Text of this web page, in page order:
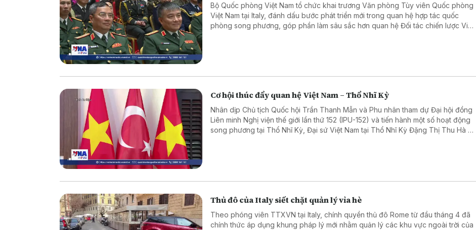
Bộ Quốc phòng Việt Nam tổ chức khai trương Văn phòng Tùy viên Quốc phòng
Việt Nam tại Italy, đánh dấu bước phát triển mới trong quan hệ hợp tác quốc
phòng song phương, góp phần làm sâu sắc hơn quan hệ Đối tác chiến lược Việt
Cơ hội thúc đẩy quan hệ Việt Nam – Thổ Nhĩ Kỳ
Nhân dịp Chủ tịch Quốc hội Trần Thanh Mẫn và Phu nhân tham dự Đại hội đồng
Liên minh Nghị viện thế giới lần thứ 152 (IPU-152) và tiến hành một số hoạt động
song phương tại Thổ Nhĩ Kỳ, Đại sứ Việt Nam tại Thổ Nhĩ Kỳ Đặng Thị Thu Hà đã
Thủ đô của Italy siết chặt quản lý vỉa hè
Theo phóng viên TTXVN tại Italy, chính quyền thủ đô Rome từ đầu tháng 4 đã
chính thức áp dụng khung pháp lý mới nhằm quản lý các khu vực ngoài trời của